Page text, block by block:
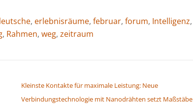
, erlebnisräume, februar, forum, Intelligenz,
, Rahmen, weg, zeitraum
Kleinste Kontakte für maximale Leistung: Neue
Verbindungstechnologie mit Nanodrähten setzt Maßstäbe